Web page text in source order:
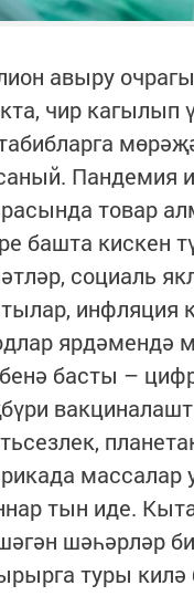
авыру
чир кагылып
Пандемия
товар
башта кискен
социаль
ярдәмендә
басты –
тын иде.
шәһәрләр
туры